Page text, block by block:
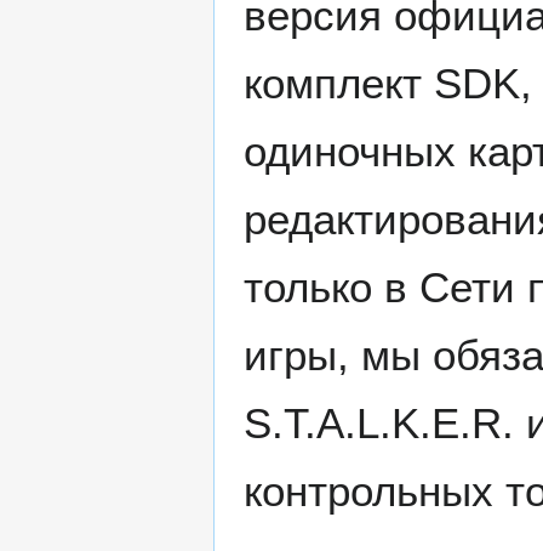
версия
комплект
одиночных
только в Сети
игры, мы
S.T.A.L.K.E.R.
контрольных